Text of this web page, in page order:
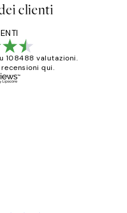
clienti
108488 valutazioni.
qui.